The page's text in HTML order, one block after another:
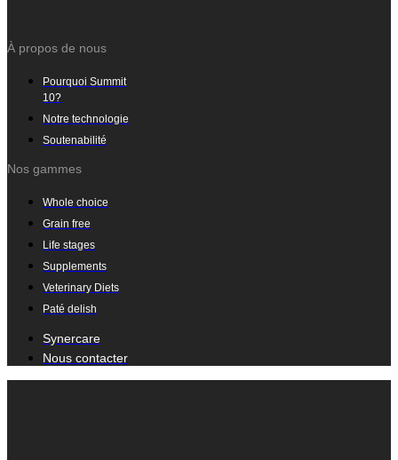
À propos de nous
Pourquoi Summit
10?
Notre technologie
Soutenabilité
Nos gammes
Whole choice
Grain free
Life stages
Supplements
Veterinary Diets
Paté delish
Synercare
Nous contacter